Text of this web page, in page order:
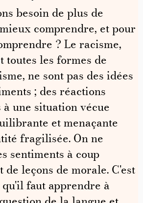
besoin de plus de
comprendre, et pour
? Le racisme,
toutes les formes de
ne sont pas des idées
; des réactions
à une situation vécue
et menaçante
fragilisée. On ne
sentiments à coup
de leçons de morale. C'est
faut apprendre à